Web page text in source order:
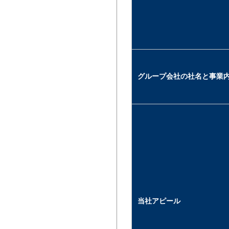
グループ会社の社名と事業
当社アピール